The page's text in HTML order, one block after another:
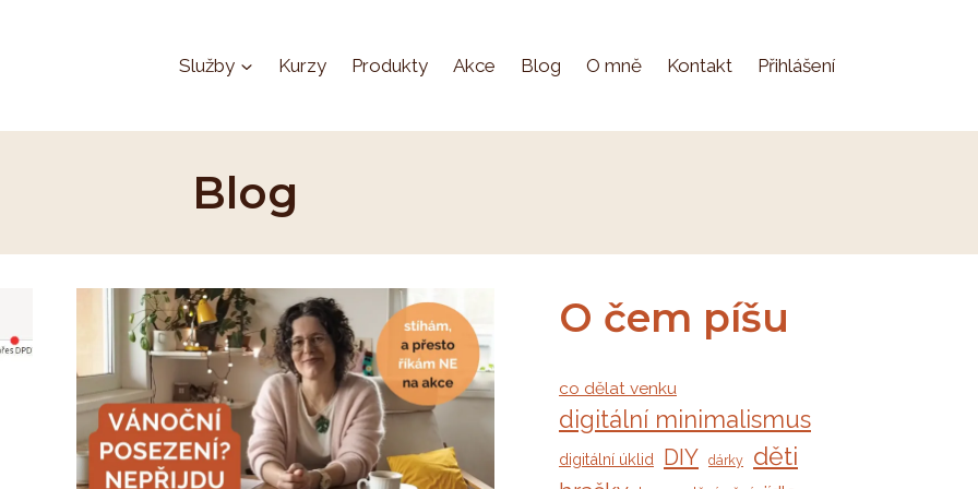
Služby Kurzy Produkty Akce Blog O mně Kontakt Přihlášení
Blog
O čem píšu
co dělat venku
digitální minimalismus
digitální úklid DIY dárky děti